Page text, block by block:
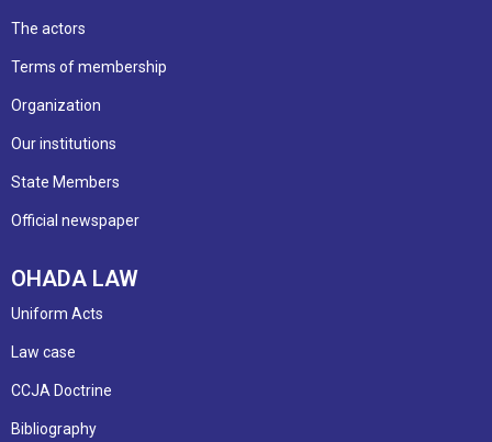
The actors
Terms of membership
Organization
Our institutions
State Members
Official newspaper
OHADA LAW
Uniform Acts
Law case
CCJA Doctrine
Bibliography